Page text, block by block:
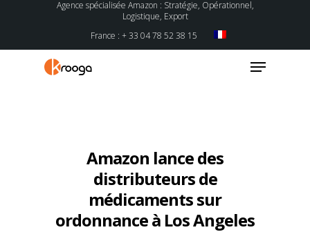
Agence spécialisée Amazon : Stratégie, Opérationnel,
Logistique, Export
France : + 33 04 78 52 38 15
Amazon lance des
distributeurs de
médicaments sur
ordonnance à Los Angeles